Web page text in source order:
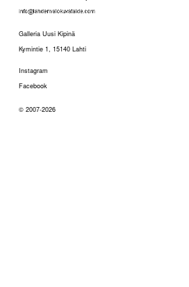
Galleria Uusi Kipinä
Kymintie 1, 15140 Lahti
Instagram
Facebook
© 2007-2026